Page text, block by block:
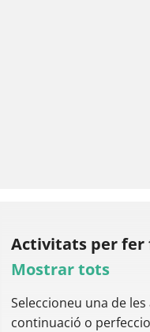
Activitats per fer
Mostrar tots
Seleccioneu una de
continuació o